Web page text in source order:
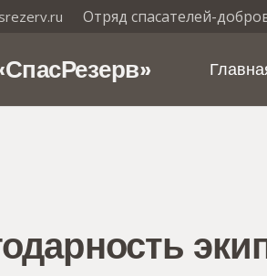
Отряд спасателей-